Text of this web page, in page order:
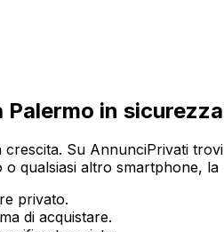
Palermo in sicurezza
crescita. Su AnnunciPrivati
qualsiasi altro smartphone,
privato.
di acquistare.